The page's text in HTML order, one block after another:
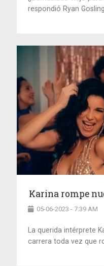
respondió Ryan
Karina rompe
05-06-2023 - 7:39 AM
La querida intérprete
carrera toda vez que